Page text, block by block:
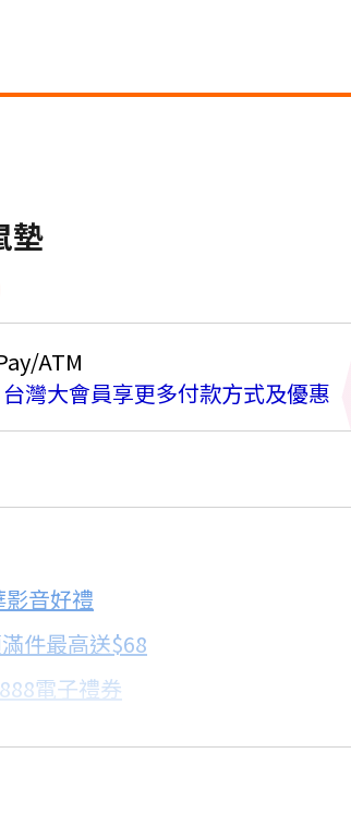
墊
ATM
灣大會員享更多付款方式及優惠
以購物車顯示為主
配合銀行/業者
18家銀行/業者
音好禮
件最高送$68
電子禮券
饋